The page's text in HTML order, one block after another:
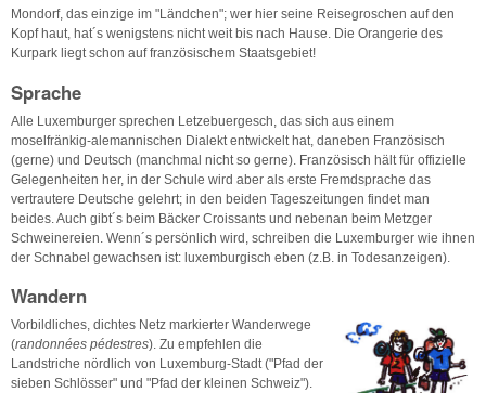
Mondorf, das einzige im "Ländchen"; wer hier seine Reisegroschen auf den
Kopf haut, hat´s wenigstens nicht weit bis nach Hause. Die Orangerie des
Kurpark liegt schon auf französischem Staatsgebiet!
Sprache
Alle Luxemburger sprechen Letzebuergesch, das sich aus einem
moselfränkig-alemannischen Dialekt entwickelt hat, daneben Französisch
(gerne) und Deutsch (manchmal nicht so gerne). Französisch hält für offizielle
Gelegenheiten her, in der Schule wird aber als erste Fremdsprache das
vertrautere Deutsche gelehrt; in den beiden Tageszeitungen findet man
beides. Auch gibt´s beim Bäcker Croissants und nebenan beim Metzger
Schweinereien. Wenn´s persönlich wird, schreiben die Luxemburger wie ihnen
der Schnabel gewachsen ist: luxemburgisch eben (z.B. in Todesanzeigen).
Wandern
Vorbildliches, dichtes Netz markierter Wanderwege
(randonnées pédestres). Zu empfehlen die
Landstriche nördlich von Luxemburg-Stadt ("Pfad der
sieben Schlösser" und "Pfad der kleinen Schweiz").